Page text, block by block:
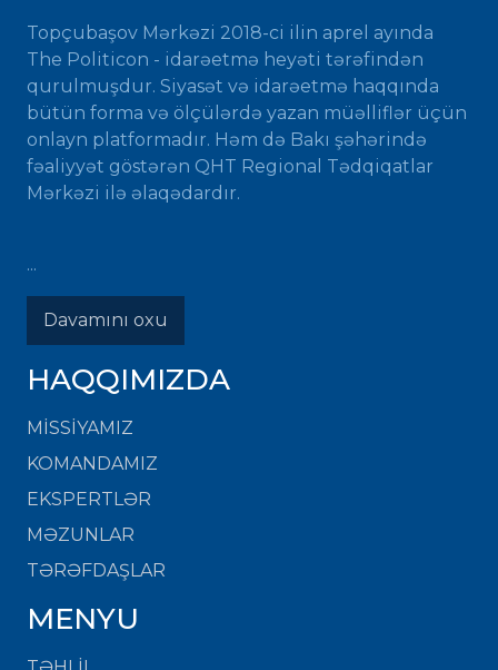
Topçubaşov Mərkəzi 2018-ci ilin aprel ayında
The Politicon - idarəetmə heyəti tərəfindən
qurulmuşdur. Siyasət və idarəetmə haqqında
bütün forma və ölçülərdə yazan müəlliflər üçün
onlayn platformadır. Həm də Bakı şəhərində
fəaliyyət göstərən QHT Regional Tədqiqatlar
Mərkəzi ilə əlaqədardır.
...
Davamını oxu
HAQQIMIZDA
MISSIYAMIZ
KOMANDAMIZ
EKSPERTLƏR
MƏZUNLAR
TƏRƏFDAŞLAR
MENYU